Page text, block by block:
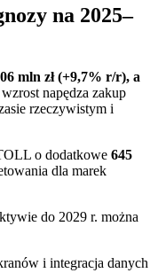
na 2025–
mln zł (+9,7% r/r), a
napędza zakup
rzeczywistym i
o dodatkowe 645
dla marek
do 2029 r. można
i integracja danych